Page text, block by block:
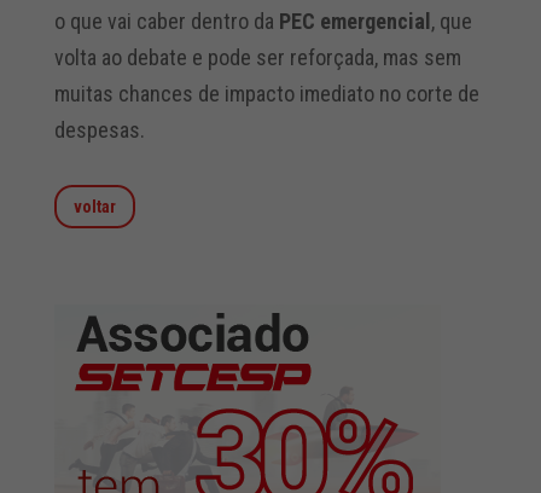
o que vai caber dentro da PEC emergencial , que
volta ao debate e pode ser reforçada, mas sem
muitas chances de impacto imediato no corte de
despesas.
voltar